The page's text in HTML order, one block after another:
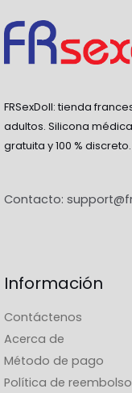
FRSexDoll: tienda
adultos. Silicona
gratuita y 100 % discreto.
Contacto:
Información
Contáctenos
Acerca de
Método de pago
Política de